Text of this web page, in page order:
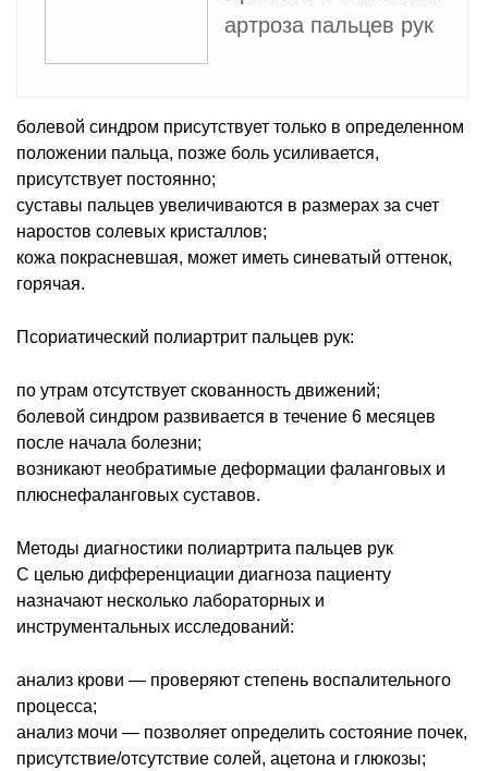
артроза пальцев рук
болевой синдром присутствует только в определенном
положении пальца, позже боль усиливается,
присутствует постоянно;
суставы пальцев увеличиваются в размерах за счет
наростов солевых кристаллов;
кожа покрасневшая, может иметь синеватый оттенок,
горячая.
Псориатический полиартрит пальцев рук:
по утрам отсутствует скованность движений;
болевой синдром развивается в течение 6 месяцев
после начала болезни;
возникают необратимые деформации фаланговых и
плюснефаланговых суставов.
Методы диагностики полиартрита пальцев рук
С целью дифференциации диагноза пациенту
назначают несколько лабораторных и
инструментальных исследований:
анализ крови ― проверяют степень воспалительного
процесса;
анализ мочи ― позволяет определить состояние почек,
присутствие/отсутствие солей, ацетона и глюкозы;